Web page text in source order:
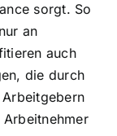
sorgt. So
an
auch
die durch